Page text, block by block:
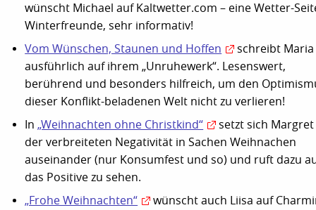
wünscht Michael auf Kaltwetter.com – eine Wetter-
Winterfreunde, sehr informativ!
Vom Wünschen, Staunen und Hoffen
schreibt
ausführlich auf ihrem „Unruhewerk“. Lesenswert,
berührend und besonders hilfreich, um den
dieser Konflikt-beladenen Welt nicht zu verlieren!
In„Weihnachten ohne Christkind“
setzt sich
der verbreiteten Negativität in Sachen Weihnachen
auseinander (nur Konsumfest und so) und ruft dazu
das Positive zu sehen.
„Frohe Weihnachten“
wünscht auch Liisa auf